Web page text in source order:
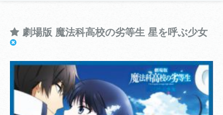
劇場版 魔法科高校の劣等生 星を呼ぶ少女